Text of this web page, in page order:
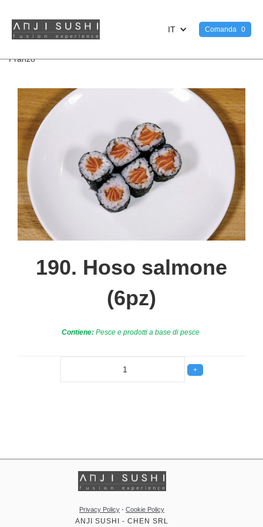
IT Comanda 0
Pranzo
190. Hoso salmone
(6pz)
Contiene:Pesce e prodotti a base di pesce
Privacy Policy - Cookie Policy
ANJI SUSHI - CHEN SRL